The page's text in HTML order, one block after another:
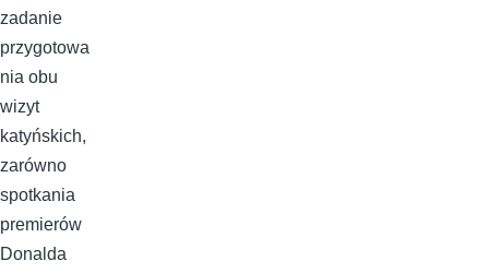
zadanie
przygotowa
nia obu
wizyt
katyńskich,
zarówno
spotkania
premierów
Donalda